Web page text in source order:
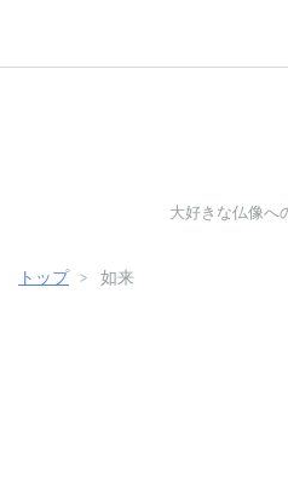
大好きな仏像へ
トップ > 如来